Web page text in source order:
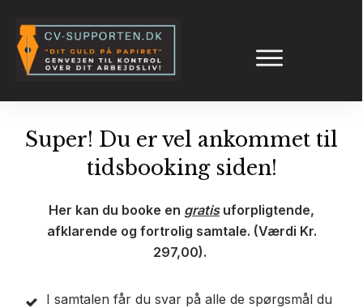
Super! Du er vel ankommet til
tidsbooking siden!
Her kan du booke en gratisuforpligtende,
afklarende og fortrolig samtale. (Værdi Kr.
297,00).
I samtalen får du svar på alle de spørgsmål du